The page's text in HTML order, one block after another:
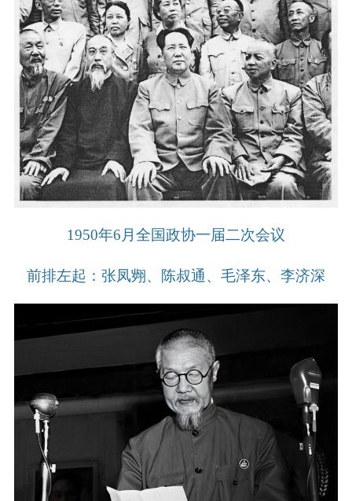
1950年6月全国政协一届二次会议
前排左起：张凤翙、陈叔通、毛泽东、李济深